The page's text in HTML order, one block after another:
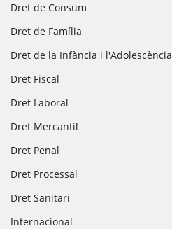
Dret de Consum
Dret de Família
Dret de la Infància i l'Adolescència
Dret Fiscal
Dret Laboral
Dret Mercantil
Dret Penal
Dret Processal
Dret Sanitari
Internacional